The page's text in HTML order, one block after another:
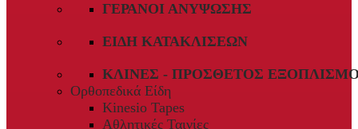
ΓΕΡΑΝΟΊ ΑΝΎΨΩΣΗΣ
ΕΊΔΗ ΚΑΤΑΚΛΊΣΕΩΝ
ΚΛΊΝΕΣ - ΠΡΌΣΘΕΤΟΣ
Ορθοπεδικά Είδη
Kinesio Tapes
Αθλητικές Ταινίες